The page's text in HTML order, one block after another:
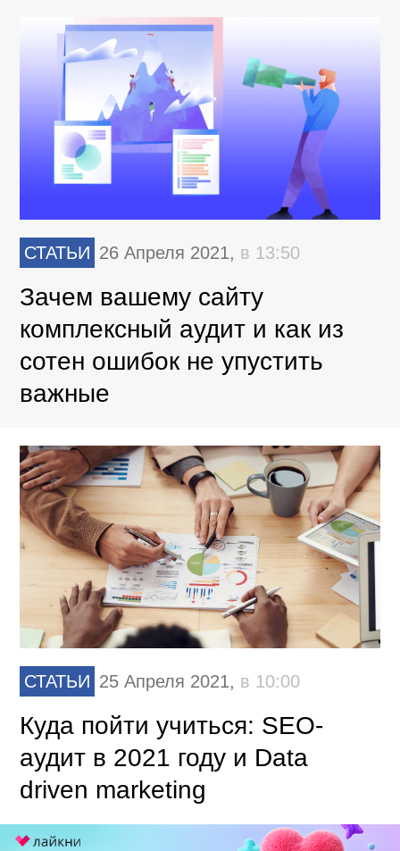
СТАТЬИ 26 Апреля 2021, в 13:50
Зачем вашему сайту
комплексный аудит и как из
сотен ошибок не упустить
важные
СТАТЬИ 25 Апреля 2021, в 10:00
Куда пойти учиться: SEO-
аудит в 2021 году и Data
driven marketing